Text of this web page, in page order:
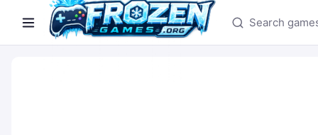
Search games